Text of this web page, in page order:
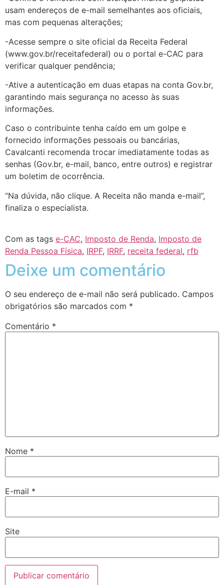
usam endereços de e-mail semelhantes aos oficiais,
mas com pequenas alterações;
-Acesse sempre o site oficial da Receita Federal
(www.gov.br/receitafederal) ou o portal e-CAC para
verificar qualquer pendência;
-Ative a autenticação em duas etapas na conta Gov.br,
garantindo mais segurança no acesso às suas
informações.
Caso o contribuinte tenha caído em um golpe e
fornecido informações pessoais ou bancárias,
Cavalcanti recomenda trocar imediatamente todas as
senhas (Gov.br, e-mail, banco, entre outros) e registrar
um boletim de ocorrência.
“Na dúvida, não clique. A Receita não manda e-mail”,
finaliza o especialista.
Com as tags e-CAC, Imposto de Renda, Imposto de
Renda Pessoa Física, IRPF, IRRF, receita federal, rfb
Deixe um comentário
O seu endereço de e-mail não será publicado. Campos
obrigatórios são marcados com *
Comentário *
Nome *
E-mail *
Site